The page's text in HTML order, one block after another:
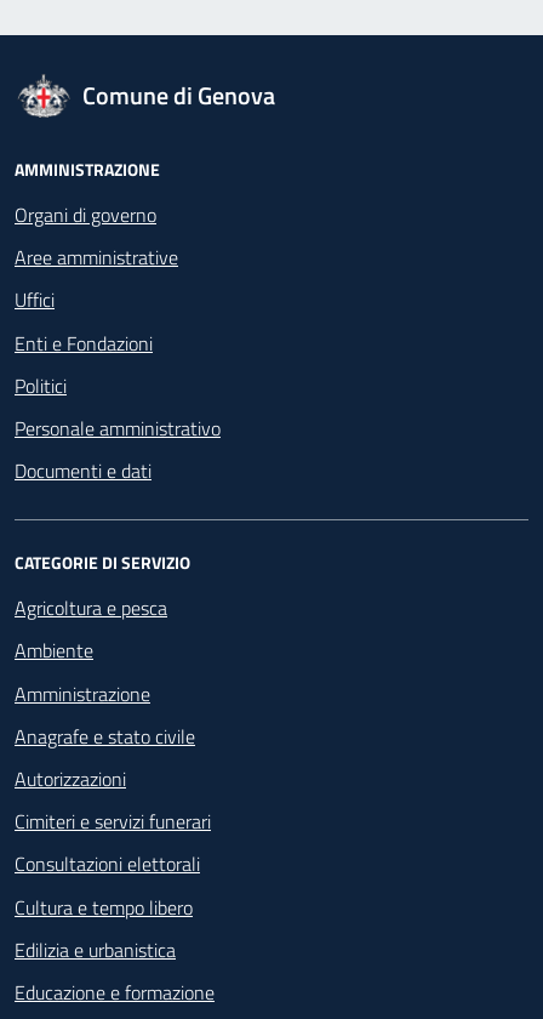
logo Unione Europea
Comune di Genova
Footer - Navigazione
AMMINISTRAZIONE
Organi di governo
Aree amministrative
Uffici
Enti e Fondazioni
Politici
Personale amministrativo
Documenti e dati
CATEGORIE DI SERVIZIO
Agricoltura e pesca
Ambiente
Amministrazione
Anagrafe e stato civile
Autorizzazioni
Cimiteri e servizi funerari
Consultazioni elettorali
Cultura e tempo libero
Edilizia e urbanistica
Educazione e formazione